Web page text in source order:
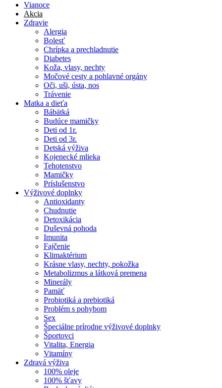
Vianoce
Akcia
Zdravie
Alergia
Bolesť
Chrípka a prechladnutie
Diabetes
Koža, vlasy, nechty
Močové cesty a pohlavné orgány
Oči, uši, ústa, nos
Trávenie
Matka a dieťa
Bábätká
Budúce mamičky
Deti od 1r.
Deti od 3r.
Detská výživa
Kojenecké mlieka
Tehotenstvo
Mamičky
Príslušenstvo
Výživové doplnky
Antioxidanty
Chudnutie
Detoxikácia
Duševná pohoda
Imunita
Fajčenie
Klimaktérium
Krásne vlasy, nechty, pokožka
Metabolizmus a látková premena
Minerály
Pamäť
Probiotiká a prebiotiká
Problém s pohybom
Sex
Špeciálne prírodne výživové doplnky
Športovci
Vitalita, Energia
Vitamíny
Zdravá výživa
100% oleje
100% šťavy